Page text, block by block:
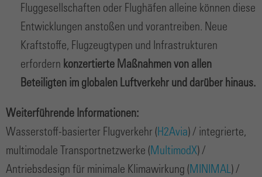
Fluggesellschaften oder Flughäfen alleine können diese
Entwicklungen anstoßen und vorantreiben. Neue
Kraftstoffe, Flugzeugtypen und Infrastrukturen
erfordern konzertierte Maßnahmen von allen
Beteiligten im globalen Luftverkehr und darüber hinaus.
Weiterführende Informationen:
Wasserstoff-basierter Flugverkehr (H2Avia) / integrierte,
multimodale Transportnetzwerke (MultimodX) /
Antriebsdesign für minimale Klimawirkung (MINIMAL) /